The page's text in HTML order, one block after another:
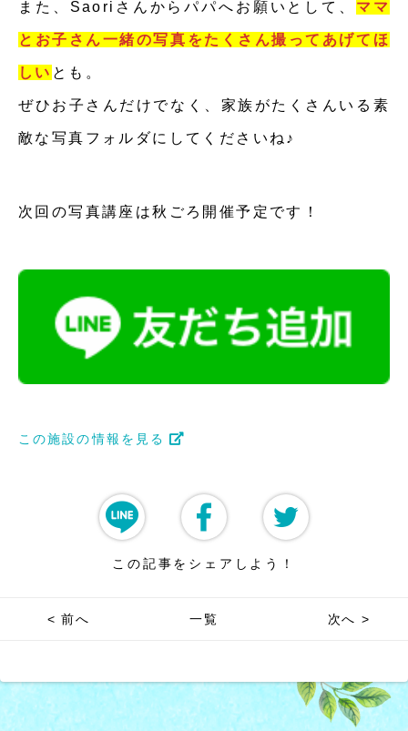
また、Saoriさんからパパへお願いとして、 ママ
とお子さん一緒の写真をたくさん撮ってあげてほ
しい とも。
ぜひお子さんだけでなく、家族がたくさんいる素
敵な写真フォルダにしてくださいね♪
次回の写真講座は秋ごろ開催予定です！
この施設の情報を見る
この記事をシェアしよう！
< 前へ 一覧 次へ >